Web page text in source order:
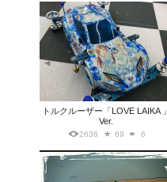
トルクルーザー「LOVE LAIKA 」
Ver.
2636 69 6